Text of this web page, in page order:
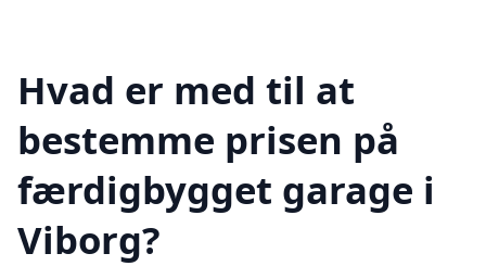
Hvad er med til at
bestemme prisen på
færdigbygget garage i
Viborg?